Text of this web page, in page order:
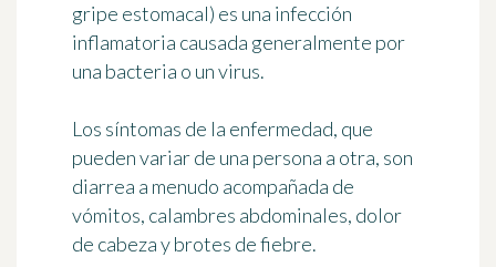
gripe estomacal) es una infección
inflamatoria causada generalmente por
una bacteria o un virus.
Los síntomas de la enfermedad, que
pueden variar de una persona a otra, son
diarrea a menudo acompañada de
vómitos, calambres abdominales, dolor
de cabeza y brotes de fiebre.